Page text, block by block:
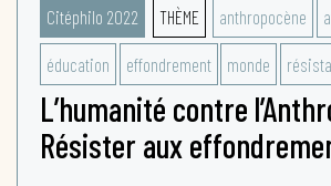
Citéphilo 2022 THÈME anthropocène
éducation effondrement monde
L’humanité contre
Résister aux